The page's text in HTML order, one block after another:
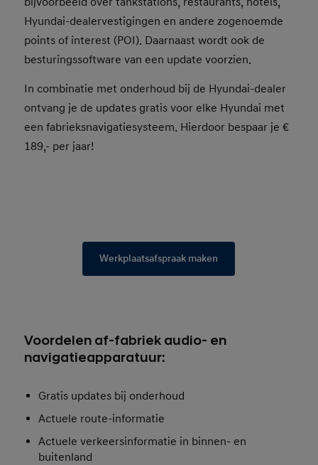
Hyundai-dealervestigingen en andere zogenoemde
points of interest (POI). Daarnaast wordt ook de
besturingssoftware van een update voorzien.
In combinatie met onderhoud bij de Hyundai-dealer
ontvang je de updates gratis voor elke Hyundai met
een fabrieksnavigatiesysteem. Hierdoor bespaar je €
189,- per jaar!
Werkplaatsafspraak maken
Voordelen af-fabriek audio- en
navigatieapparatuur:
Gratis updates bij onderhoud
Actuele route-informatie
Actuele verkeersinformatie in binnen- en
buitenland